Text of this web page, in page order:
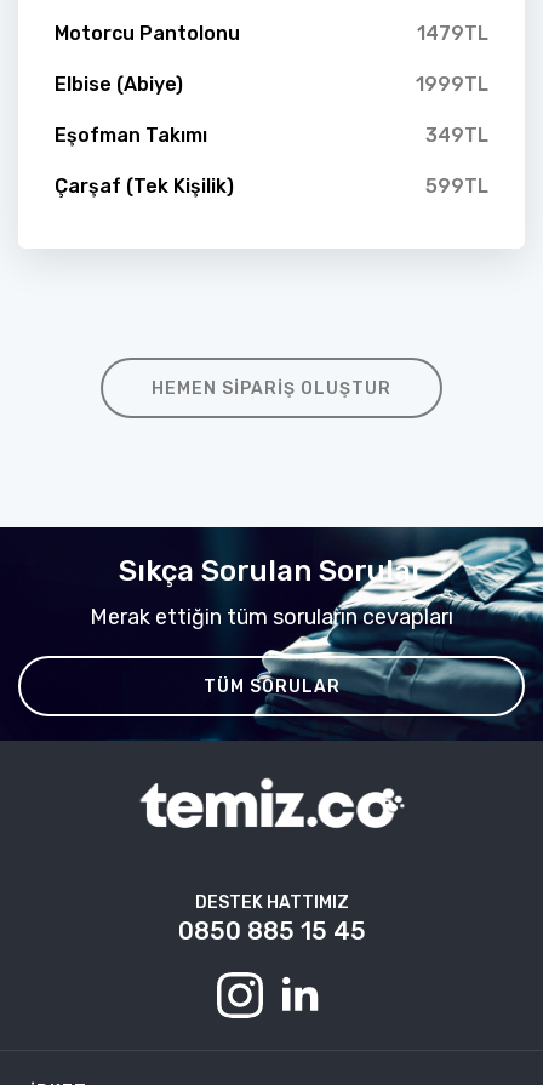
Motorcu Pantolonu 1479TL
Elbise (Abiye) 1999TL
Eşofman Takımı 349TL
Çarşaf (Tek Kişilik) 599TL
HEMEN SIPARIŞ OLUŞTUR
Sıkça Sorulan Sorular
Merak ettiğin tüm soruların cevapları
TÜM SORULAR
DESTEK HATTIMIZ
0850 885 15 45